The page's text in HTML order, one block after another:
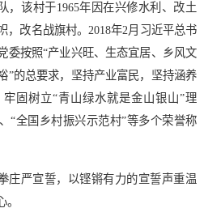
，该村于1965年因在兴修水利、改土
，改名战旗村。2018年2月习近平总书
委按照“产业兴旺、生态宜居、乡风文
”的总要求，坚持产业富民，坚持涵养
固树立“青山绿水就是金山银山”理
“全国乡村振兴示范村”等多个荣誉称
庄严宣誓，以铿锵有力的宣誓声重温